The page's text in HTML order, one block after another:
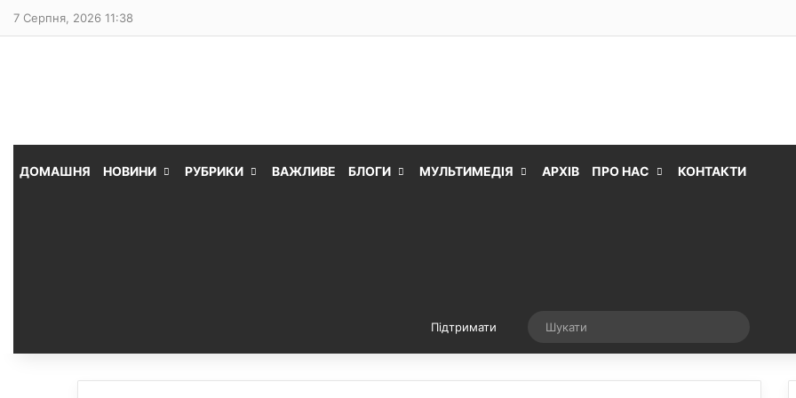
7 Серпня, 2026 11:38
ДОМАШНЯ НОВИНИ РУБРИКИ ВАЖЛИВЕ БЛОГИ МУЛЬТИМЕДІЯ АРХІВ ПРО НАС КОНТАКТИ
Підтримати Випадкова стаття